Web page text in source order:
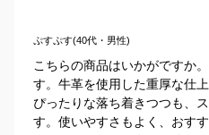
ぷすぷす(40代・男性)
こちらの商品はいかがですか
す。牛革を使用した重厚な仕
ぴったりな落ち着きつつも、
す。使いやすさもよく、おす